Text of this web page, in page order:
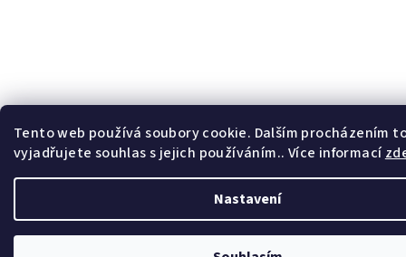
Tento web používá soubory cookie. Dalším procházením
vyjadřujete souhlas s jejich používáním.. Více informací
Nastavení